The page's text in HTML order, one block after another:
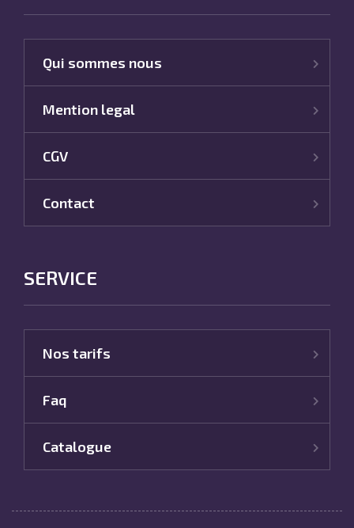
Qui sommes nous
Mention legal
CGV
Contact
SERVICE
Nos tarifs
Faq
Catalogue